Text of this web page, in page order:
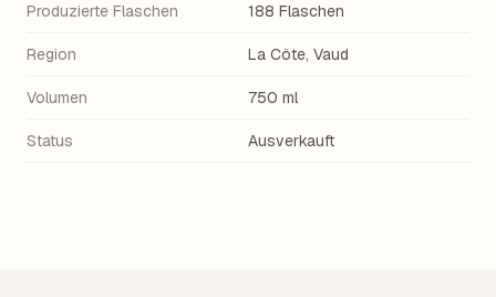
Produzierte Flaschen 188 Flaschen
Region La Côte, Vaud
Volumen 750 ml
Status Ausverkauft